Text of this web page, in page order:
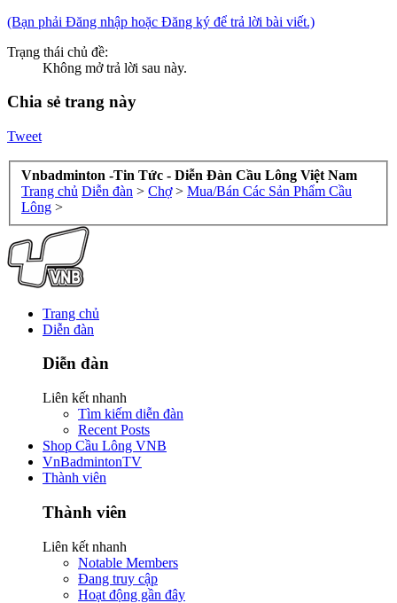
(Bạn phải Đăng nhập hoặc Đăng ký để trả lời bài viết.)
Trạng thái chủ đề:
Không mở trả lời sau này.
Chia sẻ trang này
Tweet
Vnbadminton -Tin Tức - Diễn Đàn Cầu Lông Việt Nam
Trang chủ Diễn đàn > Chợ > Mua/Bán Các Sản Phẩm Cầu
Lông >
Trang chủ
Diễn đàn
Diễn đàn
Liên kết nhanh
Tìm kiếm diễn đàn
Recent Posts
Shop Cầu Lông VNB
VnBadmintonTV
Thành viên
Thành viên
Liên kết nhanh
Notable Members
Đang truy cập
Hoạt động gần đây